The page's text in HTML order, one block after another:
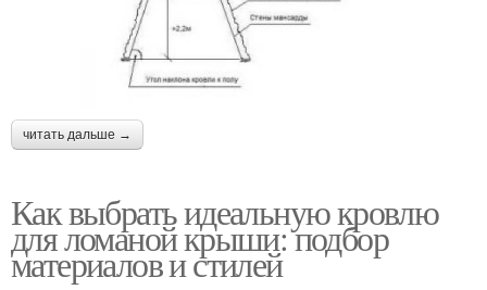
читать дальше →
Как выбрать идеальную кровлю
для ломаной крыши: подбор
материалов и стилей